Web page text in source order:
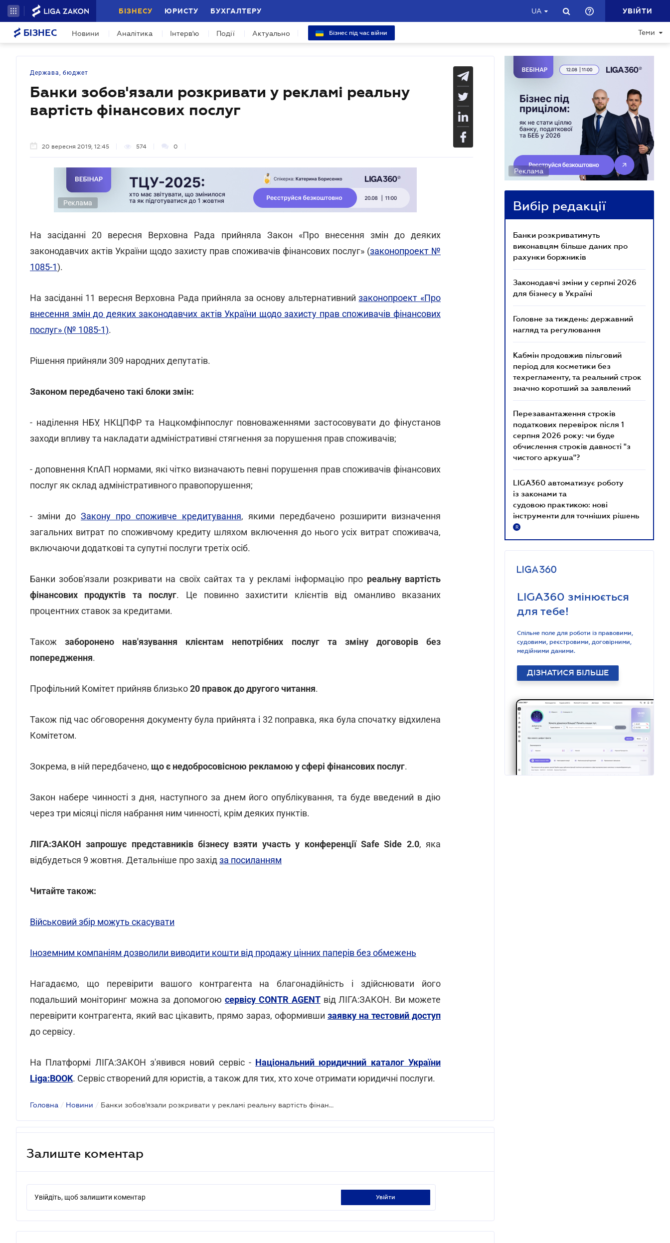
БІЗНЕСУ ЮРИСТУ БУХГАЛТЕРУ UA УВІЙТИ
БІЗНЕС Новини Аналітика Інтерв'ю Події Актуально Бізнес під час війни Теми
Держава, бюджет
Банки зобов'язали розкривати у рекламі реальну
вартість фінансових послуг
20 вересня 2019, 12:45 574 0
Реклама
На засіданні 20 вересня Верховна Рада прийняла Закон «Про внесення змін до деяких
законодавчих актів України щодо захисту прав споживачів фінансових послуг» (законопроект №
1085-1).
На засіданні 11 вересня Верховна Рада прийняла за основу альтернативнийзаконопроект «Про
внесення змін до деяких законодавчих актів України щодо захисту прав споживачів фінансових
послуг» (№ 1085-1).
Рішення прийняли 309 народних депутатів.
Законом передбачено такі блоки змін:
- наділення НБУ, НКЦПФР та Нацкомфінпослуг повноваженнями застосовувати до фінустанов
заходи впливу та накладати адміністративні стягнення за порушення прав споживачів;
- доповнення КпАП нормами, які чітко визначають певні порушення прав споживачів фінансових
послуг як склад адміністративного правопорушення;
- зміни до Закону про споживче кредитування, якими передбачено розширити визначення
загальних витрат по споживчому кредиту шляхом включення до нього усіх витрат споживача,
включаючи додаткові та супутні послуги третіх осіб.
Банки зобов'язали розкривати на своїх сайтах та у рекламі інформацію про реальну вартість
фінансових продуктів та послуг. Це повинно захистити клієнтів від оманливо вказаних
процентних ставок за кредитами.
Такожзаборонено нав'язування клієнтам непотрібних послуг та зміну договорів без
попередження.
Профільний Комітет прийняв близько20 правок до другого читання.
Також під час обговорення документу була прийнята і 32 поправка, яка була спочатку відхилена
Комітетом.
Зокрема, в ній передбачено, що є недобросовісною рекламою у сфері фінансових послуг.
Закон набере чинності з дня, наступного за днем його опублікування, та буде введений в дію
через три місяці після набрання ним чинності, крім деяких пунктів.
ЛІГА:ЗАКОН запрошує представників бізнесу взяти участь у конференції Safe Side 2.0, яка
відбудеться 9 жовтня. Детальніше про захід за посиланням
Читайте також:
Військовий збір можуть скасувати
Іноземним компаніям дозволили виводити кошти від продажу цінних паперів без обмежень
Нагадаємо, що перевірити вашого контрагента на благонадійність і здійснювати його
подальший моніторинг можна за допомогоюсервісу CONTR AGENTвід ЛІГА:ЗАКОН. Ви можете
перевірити контрагента, який вас цікавить, прямо зараз, оформивши заявку на тестовий доступ
до сервісу.
На Платформі ЛІГА:ЗАКОН з'явився новий сервіс - Національний юридичний каталог України
Liga:BOOK. Сервіс створений для юристів, а також для тих, хто хоче отримати юридичні послуги.
Головна / Новини / Банки зобов'язали розкривати у рекламі реальну вартість фінансових послуг
Залиште коментар
Увійдіть, щоб залишити коментар увійти
Реклама
Вибір редакції
Банки розкриватимуть
виконавцям більше даних про
рахунки боржників
Законодавчі зміни у серпні 2026
для бізнесу в Україні
Головне за тиждень: державний
нагляд та регулювання
Кабмін продовжив пільговий
період для косметики без
техрегламенту, та реальний строк
значно коротший за заявлений
Перезавантаження строків
податкових перевірок після 1
серпня 2026 року: чи буде
обчислення строків давності "з
чистого аркуша"?
LIGA360 автоматизує роботу
із законами та
судовою практикою: нові
інструменти для точніших рішень
R
LIGA360 змінюється
для тебе!
Спільне поле для роботи із правовими,
судовими, реєстровими, договірними,
медійними даними.
ДІЗНАТИСЯ БІЛЬШЕ